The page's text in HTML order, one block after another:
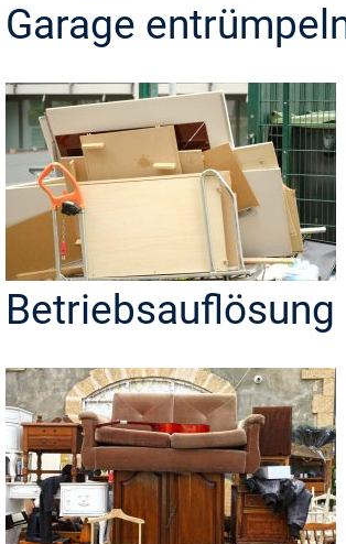
Garage
Betriebsauflösung